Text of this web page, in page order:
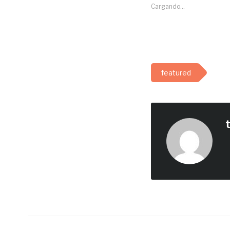
Cargando...
featured